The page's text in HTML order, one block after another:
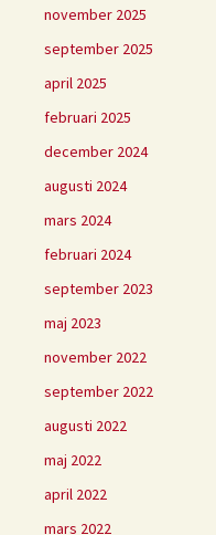
november 2025
september 2025
april 2025
februari 2025
december 2024
augusti 2024
mars 2024
februari 2024
september 2023
maj 2023
november 2022
september 2022
augusti 2022
maj 2022
april 2022
mars 2022